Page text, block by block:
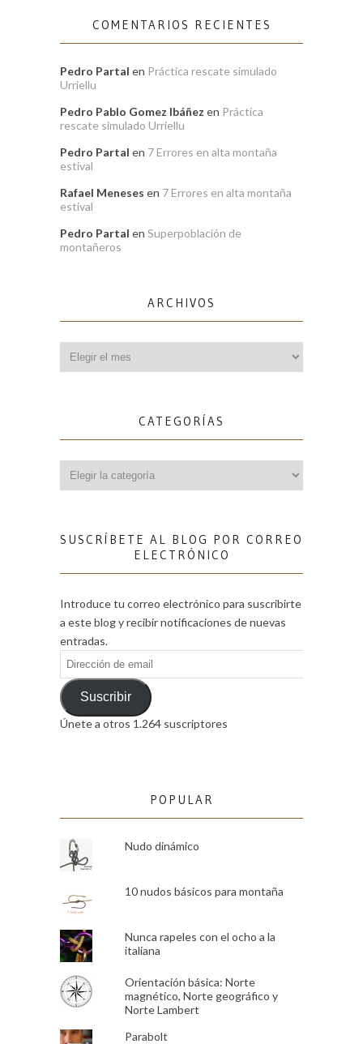
COMENTARIOS RECIENTES
Pedro Partal en Práctica rescate simulado
Urriellu
Pedro Pablo Gomez Ibáñez en Práctica
rescate simulado Urriellu
Pedro Partal en 7 Errores en alta montaña
estival
Rafael Meneses en 7 Errores en alta montaña
estival
Pedro Partal en Superpoblación de
montañeros
ARCHIVOS
CATEGORÍAS
SUSCRÍBETE AL BLOG POR CORREO
ELECTRÓNICO
Introduce tu correo electrónico para suscribirte
a este blog y recibir notificaciones de nuevas
entradas.
Dirección
de
emailSuscribir
Únete a otros 1.264 suscriptores
POPULAR
Nudo dinámico
10 nudos básicos para montaña
Nunca rapeles con el ocho a la
italiana
Orientación básica: Norte
magnético, Norte geográfico y
Norte Lambert
Parabolt